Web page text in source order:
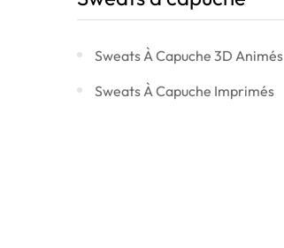
Sweats À Capuche 3D Animés
Sweats À Capuche Imprimés